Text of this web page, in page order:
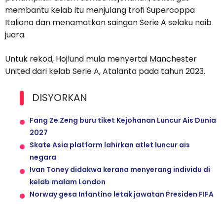
membantu kelab itu menjulang trofi Supercoppa
Italiana dan menamatkan saingan Serie A selaku naib
juara.
Untuk rekod, Hojlund mula menyertai Manchester
United dari kelab Serie A, Atalanta pada tahun 2023.
DISYORKAN
Fang Ze Zeng buru tiket Kejohanan Luncur Ais Dunia
2027
Skate Asia platform lahirkan atlet luncur ais
negara
Ivan Toney didakwa kerana menyerang individu di
kelab malam London
Norway gesa Infantino letak jawatan Presiden FIFA